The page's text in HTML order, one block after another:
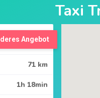
Taxi
Angebot
71 km
1h 18min